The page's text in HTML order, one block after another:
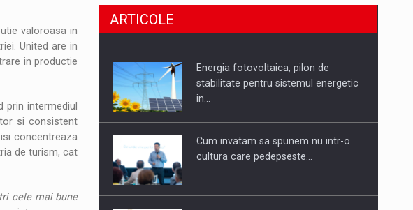
valoroasa in
United are in
in productie
intermediul
si consistent
concentreaza
de turism, cat
cele mai bune
CEO Conference - Shaping The
Webinar - Business Evolution-
RETHINK STRATEGY-Finantare
ARTICOLE
Energia fotovoltaica, pilon de
stabilitate pentru sistemul energetic
in…
Cum invatam sa spunem nu intr-o
cultura care pedepseste…